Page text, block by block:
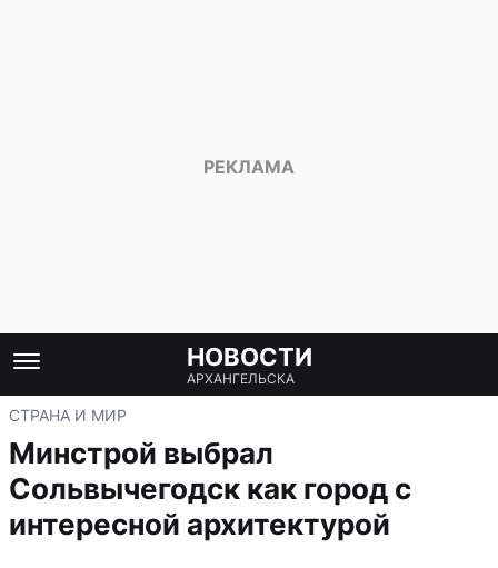
НОВОСТИ
АРХАНГЕЛЬСКА
СТРАНА И МИР
Минстрой выбрал
Сольвычегодск как город с
интересной архитектурой